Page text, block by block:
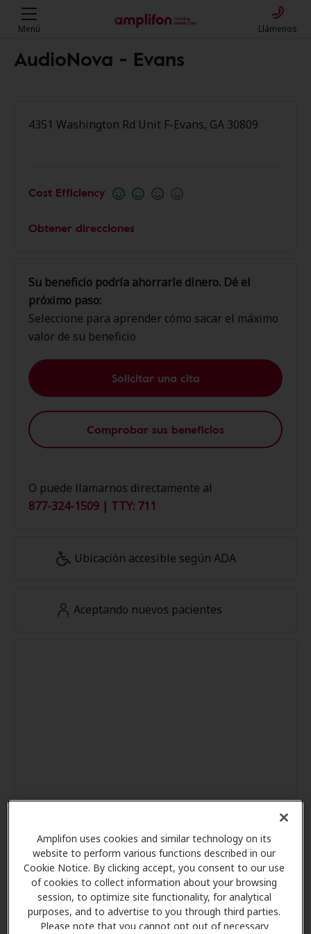
Amplifon uses cookies and similar technology on its
website to perform various functions described in our
Cookie Notice. By clicking accept, you consent to our use
of cookies to collect information about your browsing
session, to optimize site functionality, for analytical
purposes, and to advertise to you through third parties.
Please note that you cannot opt out of necessary
Menú Llámenos
AudioNova - Evans
4351 Washington Rd Unit F-Evans, GA 30809
Cost Efficiency
Obtener direcciones
Su beneficio podría ahorrarle dinero. Dé el
próximo paso:
Seleccione para aprender cómo sacar el máximo
valor de su beneficio
Solicitar una cita
Comprobar sus beneficios
O puede llamarnos directamente al
877-324-1509 | TTY: 711
Ubicación accesible según ADA
Aceptando nuevos pacientes